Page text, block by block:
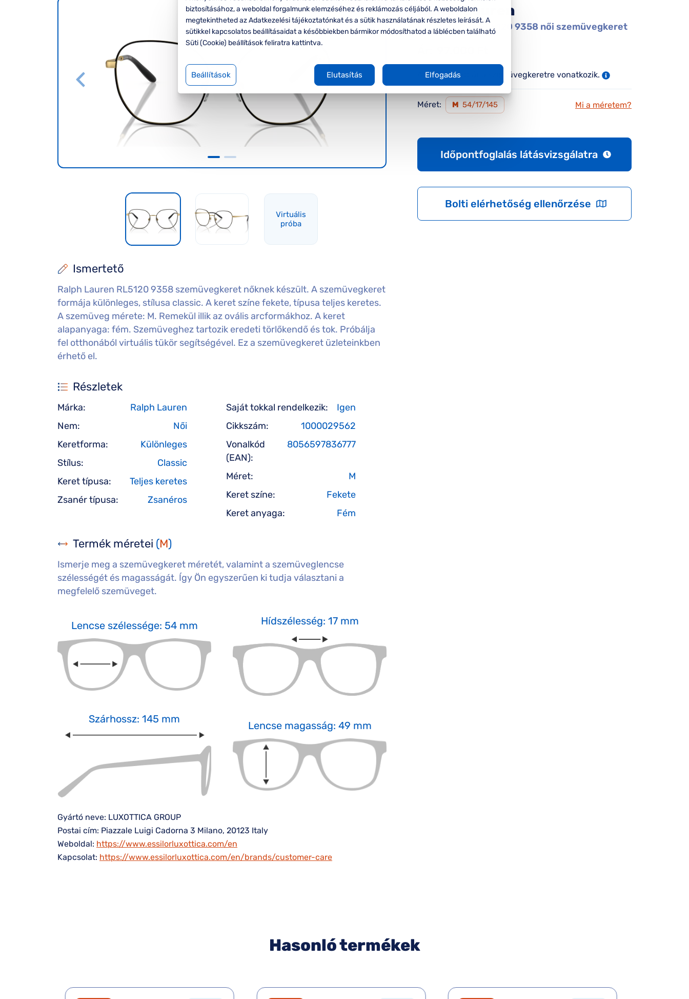
VIRTUÁLIS
PRÓBA
Virtuális
próba
Ismertető
Ralph Lauren RL5120 9358 szemüvegkeret nőknek készült. A szemüvegkeret
formája különleges, stílusa classic. A keret színe fekete, típusa teljes keretes.
A szemüveg mérete: M. Remekül illik az ovális arcformákhoz. A keret
alapanyaga: fém. Szemüveghez tartozik eredeti törlőkendő és tok. Próbálja
fel otthonából virtuális tükör segítségével. Ez a szemüvegkeret üzleteinkben
érhető el.
Részletek
Márka:
Ralph Lauren
Nem:
Női
Keretforma:
Különleges
Stílus:
Classic
Keret típusa:
Teljes keretes
Zsanér típusa:
Zsanéros
Saját tokkal rendelkezik:
Igen
Cikkszám:
1000029562
Vonalkód
(EAN):
8056597836777
Méret:
M
Keret színe:
Fekete
Keret anyaga:
Fém
Termék méretei (M)
Ismerje meg a szemüvegkeret méretét, valamint a szemüveglencse
szélességét és magasságát. Így Ön egyszerűen ki tudja választani a
megfelelő szemüveget.
Lencse szélessége: 54 mm Hídszélesség: 17 mm
Szárhossz: 145 mm
Lencse magasság: 49 mm
Gyártó neve: LUXOTTICA GROUP
Postai cím: Piazzale Luigi Cadorna 3 Milano, 20123 Italy
Weboldal: https://www.essilorluxottica.com/en
Kapcsolat: https://www.essilorluxottica.com/en/brands/customer-care
Ralph Lauren
Ralph Lauren RL5120 9358 női szemüvegkeret
A feltűntetett ár a szemüvegkeretre vonatkozik.
Méret: M 54/17/145 Mi a méretem?
Időpontfoglalás látásvizsgálatra
Bolti elérhetőség ellenőrzése
Hasonló termékek
biztosításához, a weboldal forgalmunk elemzéséhez és reklámozás céljából. A weboldalon
megtekintheted az Adatkezelési tájékoztatónkat és a sütik használatának részletes leírását. A
sütikkel kapcsolatos beállításaidat a későbbiekben bármikor módosíthatod a láblécben található
Süti (Cookie) beállítások feliratra kattintva.
Beállítások Elutasítás Elfogadás